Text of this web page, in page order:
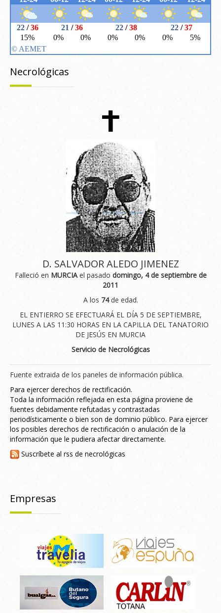
Necrológicas
D. SALVADOR ALEDO JIMENEZ
Falleció en MURCIAel pasado domingo, 4 de septiembre de
2011
A los 74de edad.
EL ENTIERRO SE EFECTUARÁ EL DÍA 5 DE SEPTIEMBRE,
LUNES A LAS 11:30 HORAS EN LA CAPILLA DEL TANATORIO
DE JESÚS EN MURCIA
Servicio de Necrológicas
Fuente extraida de los paneles de información pública.
Para ejercer derechos de rectificación.
Toda la información reflejada en esta página proviene de
fuentes debidamente refutadas y contrastadas
periodísticamente o bien son de dominio público. Para ejercer
los posibles derechos de rectificación o anulación de la
información que le pudiera afectar directamente.
Suscríbete al rss de necrológicas
Empresas